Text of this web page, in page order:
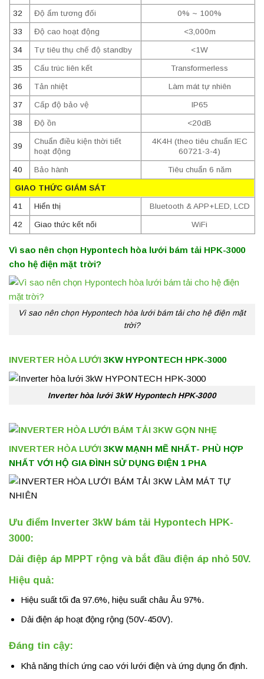
32 Độ ẩm tương đối 0% ~ 100%
33 Độ cao hoạt động <3,000m
34 Tự tiêu thụ chế độ standby <1W
35 Cấu trúc liên kết Transformerless
36 Tản nhiệt Làm mát tự nhiên
37 Cấp độ bảo vệ IP65
38 Độ ồn <20dB
39
Chuẩn điều kiện thời tiết
hoạt động
4K4H (theo tiêu chuẩn IEC
60721-3-4)
40 Bảo hành Tiêu chuẩn 6 năm
GIAO THỨC GIÁM SÁT
41 Hiển thị Bluetooth & APP+LED, LCD
42 Giao thức kết nối WiFi
Vì sao nên chọn Hypontech hòa lưới bám tải HPK-3000
cho hệ điện mặt trời?
Vì sao nên chọn Hypontech hòa lưới bám tải cho hệ điện mặt
trời?
INVERTER HÒA LƯỚI 3KW HYPONTECH HPK-3000
Inverter hòa lưới 3kW Hypontech HPK-3000
INVERTER HÒA LƯỚI 3KW MẠNH MẼ NHẤT- PHÙ HỢP
NHẤT VỚI HỘ GIA ĐÌNH SỬ DỤNG ĐIỆN 1 PHA
Ưu điểm Inverter 3kW bám tải Hypontech HPK-
3000:
Dải điệp áp MPPT rộng và bắt đầu điện áp nhỏ 50V.
Hiệu quả:
Hiệu suất tối đa 97.6%, hiệu suất châu Âu 97%.
Dải điện áp hoạt động rộng (50V-450V).
Đáng tin cậy:
Khả năng thích ứng cao với lưới điện và ứng dụng ổn định.